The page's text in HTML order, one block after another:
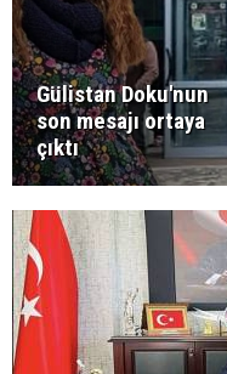
Gülistan Doku'nun
son mesajı ortaya
çıktı